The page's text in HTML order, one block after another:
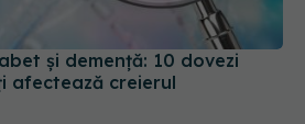
și demență: 10 dovezi
afectează creierul